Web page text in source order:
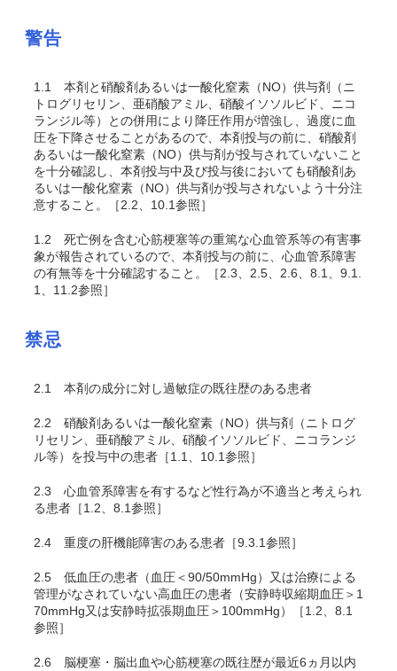
警告
1.1
本剤と硝酸剤あるいは一酸化窒素（NO）供与剤（ニ
トログリセリン、亜硝酸アミル、硝酸イソソルビド、ニコ
ランジル等）との併用により降圧作用が増強し、過度に血
圧を下降させることがあるので、本剤投与の前に、硝酸剤
あるいは一酸化窒素（NO）供与剤が投与されていないこと
を十分確認し、本剤投与中及び投与後においても硝酸剤あ
るいは一酸化窒素（NO）供与剤が投与されないよう十分注
意すること。［2.2、10.1参照］
1.2 死亡例を含む心筋梗塞等の重篤な心血管系等の有害事
象が報告されているので、本剤投与の前に、心血管系障害
の有無等を十分確認すること。［2.3、2.5、2.6、8.1、9.1.
1、11.2参照］
禁忌
2.1 本剤の成分に対し過敏症の既往歴のある患者
2.2 硝酸剤あるいは一酸化窒素（NO）供与剤（ニトログ
リセリン、亜硝酸アミル、硝酸イソソルビド、ニコランジ
ル等）を投与中の患者［1.1、10.1参照］
2.3 心血管系障害を有するなど性行為が不適当と考えられ
る患者［1.2、8.1参照］
2.4 重度の肝機能障害のある患者［9.3.1参照］
2.5 低血圧の患者（血圧＜90/50mmHg）又は治療による
管理がなされていない高血圧の患者（安静時収縮期血圧＞1
70mmHg又は安静時拡張期血圧＞100mmHg）［1.2、8.1
参照］
2.6 脳梗塞・脳出血や心筋梗塞の既往歴が最近6ヵ月以内